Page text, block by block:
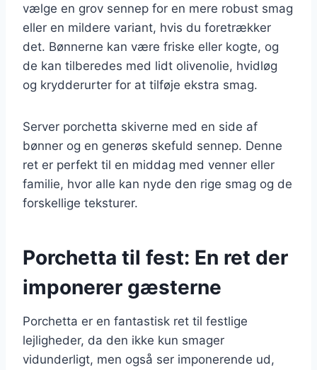
vælge en grov sennep for en mere robust smag
eller en mildere variant, hvis du foretrækker
det. Bønnerne kan være friske eller kogte, og
de kan tilberedes med lidt olivenolie, hvidløg
og krydderurter for at tilføje ekstra smag.
Server porchetta skiverne med en side af
bønner og en generøs skefuld sennep. Denne
ret er perfekt til en middag med venner eller
familie, hvor alle kan nyde den rige smag og de
forskellige teksturer.
Porchetta til fest: En ret der
imponerer gæsterne
Porchetta er en fantastisk ret til festlige
lejligheder, da den ikke kun smager
vidunderligt, men også ser imponerende ud,